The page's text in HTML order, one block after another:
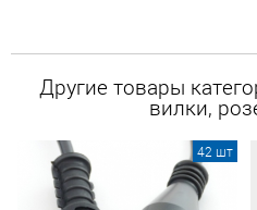
Другие товары
вилки,
42 шт